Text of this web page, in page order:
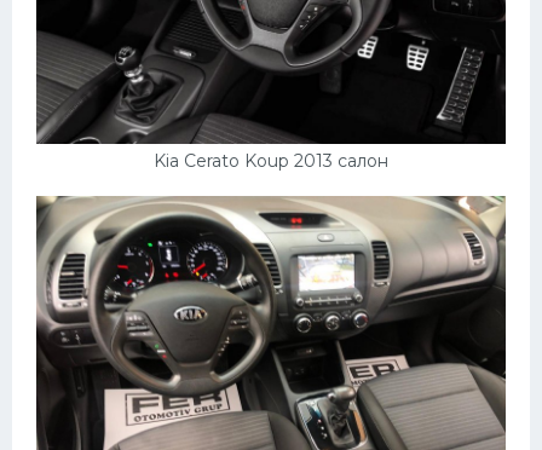
Kia Cerato Koup 2013 салон